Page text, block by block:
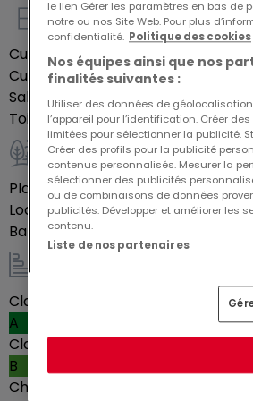
Situé à quelques pas de la gare
de Luxembourg, Bonnevoie est
résidentiel calme et multiculturel
de vie considérable. Par ses
proches des connexions de
tram, train, etc?), des
commerces à proximité et de
Bonnevoie est devenu un des
pour y vivre.
Nous sommes à votre entière
renseignements
352 621 774 001 ou par mail sur
Intérieur
Cuisine équipéeOui
Cuisine ouverteOui
Salles de bains1
Toilettes séparées1
Extérieur
Place(s) de parking en intérieur1
Local à vélosOui
Balcon10m²
Classe énergétique
A
Classe d'isolation thermique
B
Chauffage au gaz
le lien Gérer les paramètres en bas de
notre ou nos Site Web. Pour plus
confidentialité. Politique des cookies
Nos équipes ainsi que nos
finalités suivantes :
Utiliser des données de
l’appareil pour l’identification. Créer
limitées pour sélectionner la publicité.
Créer des profils pour la publicité
contenus personnalisés. Mesurer la
sélectionner des publicités
ou de combinaisons de données
publicités. Développer et améliorer les
contenu.
Liste de nos partenaires